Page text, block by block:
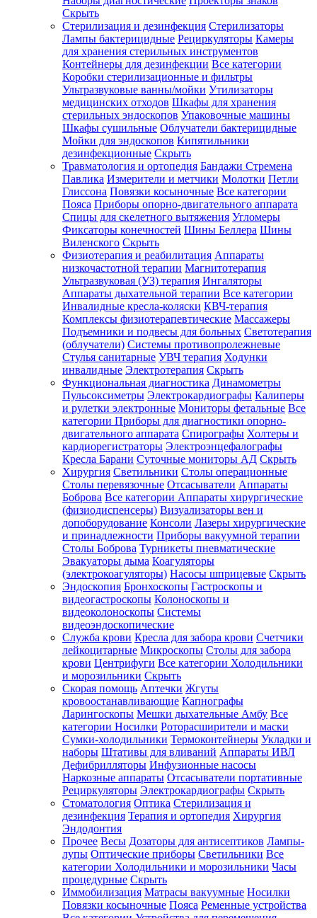
Скрыть
Стерилизация и дезинфекция Стерилизаторы
Лампы бактерицидные Рециркуляторы Камеры
для хранения стерильных инструментов
Контейнеры для дезинфекции Все категории
Коробки стерилизационные и фильтры
Ультразвуковые ванны/мойки Утилизаторы
медицинских отходов Шкафы для хранения
стерильных эндоскопов Упаковочные машины
Шкафы сушильные Облучатели бактерицидные
Мойки для эндоскопов Кипятильники
дезинфекционные Скрыть
Травматология и ортопедия Бандажи Стремена
Павлика Измерители и метчики Молотки Петли
Глиссона Повязки косыночные Все категории
Пояса Приборы опорно-двигательного аппарата
Спицы для скелетного вытяжения Угломеры
Фиксаторы конечностей Шины Беллера Шины
Виленского Скрыть
Физиотерапия и реабилитация Аппараты
низкочастотной терапии Магнитотерапия
Ультразвуковая (УЗ) терапия Ингаляторы
Аппараты дыхательной терапии Все категории
Инвалидные кресла-коляски КВЧ-терапия
Комплексы физиотерапевтические Массажеры
Подъемники и подвесы для больных Светотерапия
(облучатели) Системы противопролежневые
Стулья санитарные УВЧ терапия Ходунки
инвалидные Электротерапия Скрыть
Функциональная диагностика Динамометры
Пульсоксиметры Электрокардиографы Калиперы
и рулетки электронные Мониторы фетальные Все
категории Приборы для диагностики опорно-
двигательного аппарата Спирографы Холтеры и
кардиорегистраторы Электроэнцефалографы
Кресла Барани Суточные мониторы АД Скрыть
Хирургия Светильники Столы операционные
Столы перевязочные Отсасыватели Аппараты
Боброва Все категории Аппараты хирургические
(физиодиспенсеры) Визуализаторы вен и
допоборудование Консоли Лазеры хирургические
и принадлежности Приборы вакуумной терапии
Столы Боброва Турникеты пневматические
Эвакуаторы дыма Коагуляторы
(электрокоагуляторы) Насосы шприцевые Скрыть
Эндоскопия Бронхоскопы Гастроскопы и
видеогастроскопы Колоноскопы и
видеоколоноскопы Системы
видеоэндоскопические
Служба крови Кресла для забора крови Счетчики
лейкоцитарные Микроскопы Столы для забора
крови Центрифуги Все категории Холодильники
и морозильники Скрыть
Скорая помощь Аптечки Жгуты
кровоостанавливающие Капнографы
Ларингоскопы Мешки дыхательные Амбу Все
категории Носилки Роторасширители и маски
Сумки-холодильники Термоконтейнеры Укладки и
наборы Штативы для вливаний Аппараты ИВЛ
Дефибрилляторы Инфузионные насосы
Наркозные аппараты Отсасыватели портативные
Рециркуляторы Электрокардиографы Скрыть
Стоматология Оптика Стерилизация и
дезинфекция Терапия и ортопедия Хирургия
Эндодонтия
Прочее Весы Дозаторы для антисептиков Лампы-
лупы Оптические приборы Светильники Все
категории Холодильники и морозильники Часы
процедурные Скрыть
Иммобилизация Матрасы вакуумные Носилки
Повязки косыночные Пояса Ременные устройства